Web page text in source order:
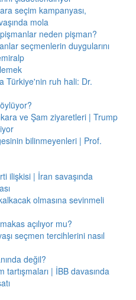
seçim kampanyası,
mola
neden pişman?
seçmenlerin duygularını
Türkiye'nin ruh hali: Dr.
ve Şam ziyaretleri | Trump
bilinmeyenleri | Prof.
ilişkisi | İran savaşında
olmasına sevinmeli
açılıyor mu?
seçmen tercihlerini nasıl
değil?
| İBB davasında